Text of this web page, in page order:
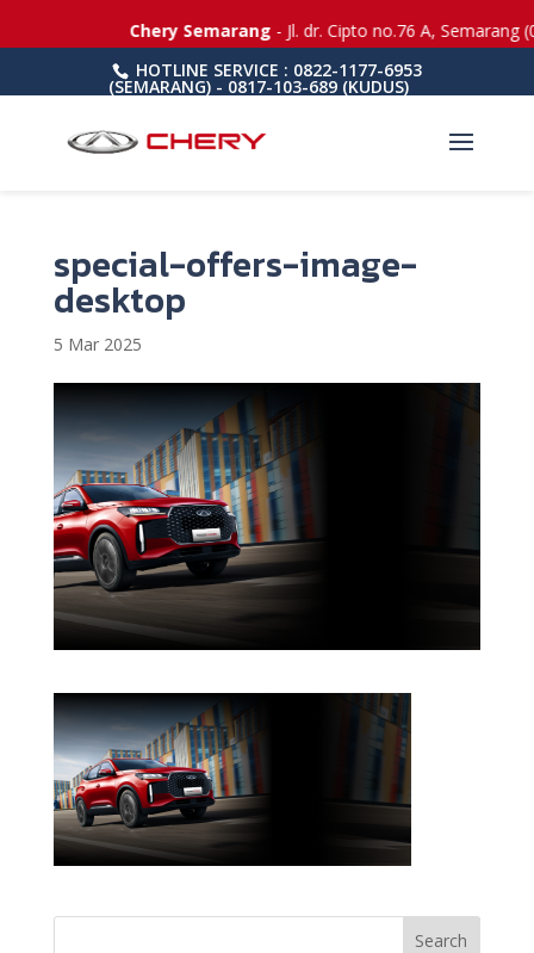
HOTLINE SERVICE : 0822-1177-6953
(SEMARANG) - 0817-103-689 (KUDUS)
special-offers-image-
desktop
5 Mar 2025
Chery Semarang- Jl. dr. Cipto no.76 A, Semarang
Search